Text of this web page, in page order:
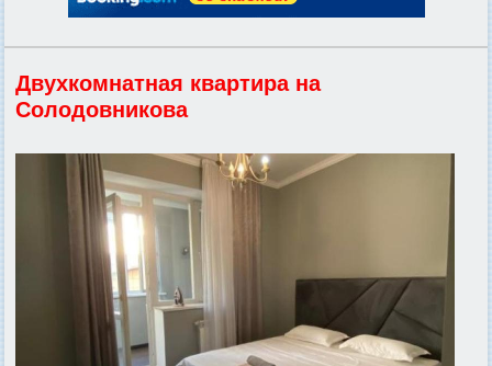
Двухкомнатная квартира на
Солодовникова